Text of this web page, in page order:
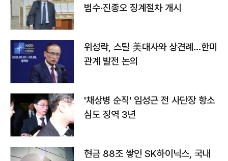
범수·진종오 징계절차 개시
위성락, 스틸 美대사와 상견례…한미
관계 발전 논의
'채상병 순직' 임성근 전 사단장 항소
심도 징역 3년
현금 88조 쌓인 SK하이닉스, 국내